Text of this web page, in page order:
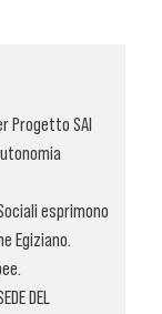
Progetto SAI
esprimono
Egiziano.
DEL